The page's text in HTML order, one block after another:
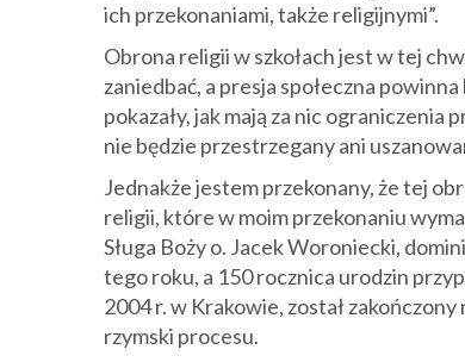
ich przekonaniami, także religijnymi”.
Obrona religii w szkołach jest w tej
zaniedbać, a presja społeczna
pokazały, jak mają za nic
nie będzie przestrzegany ani
Jednakże jestem przekonany, że tej
religii, które w moim przekonaniu
Sługa Boży o. Jacek Woroniecki,
tego roku, a 150 rocznica urodzin
2004 r. w Krakowie, został
rzymski procesu.